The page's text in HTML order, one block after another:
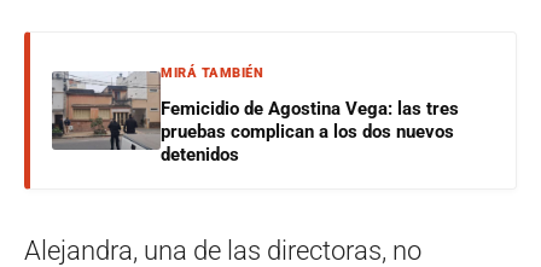
MIRÁ TAMBIÉN
Femicidio de Agostina Vega: las tres
pruebas complican a los dos nuevos
detenidos
Alejandra, una de las directoras, no